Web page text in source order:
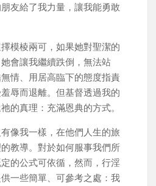
友給了我力量，讓我能勇敢
模棱兩可，如果她對聖潔的
會讓我繼續跌倒，無法站
情、用居高臨下的態度指責
辱而退離。但基督透過我的
的真理：充滿恩典的方式。
像我一樣，在他們人生的旅
教導。對於如何服事我們所
的公式可依循，然而，行淫
一些簡單、可參考之處：我